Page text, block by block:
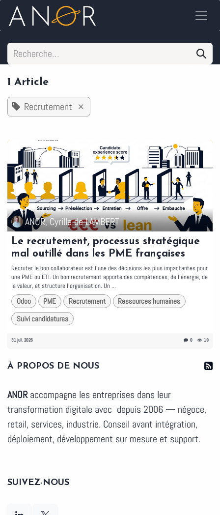
Se rendre au contenu
1 Article
Recrutement ×
ANOR, Cyrille de LAMBERT
Le recrutement, processus stratégique
mal outillé dans les PME françaises
Recruter le bon collaborateur est l'une des décisions les plus impactantes pour
une PME ou ETI. Un bon recrutement apporte des compétences, de l'énergie, de
la valeur, et structure l'organisation. Un ...
Odoo PME Recrutement
Ressources humaines
Suivi candidatures
31 juil. 2026 0 19
À PROPOS DE NOUS
ANORaccompagne les entreprises dans leur
transformation digitale avec depuis 2006 — négoce,
retail, services, industrie. Conseil avant intégration,
déploiement, développement sur mesure et support.
SUIVEZ-NOUS